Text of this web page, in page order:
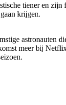
tiener en zijn
gaan krijgen.
astronauten
meer bij